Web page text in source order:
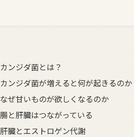
カンジダ菌とは？
カンジダ菌が増えると何が起きるのか
なぜ甘いものが欲しくなるのか
腸と肝臓はつながっている
肝臓とエストロゲン代謝